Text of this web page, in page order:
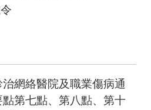
網絡醫院及職業傷病通
第七點、第八點、第十